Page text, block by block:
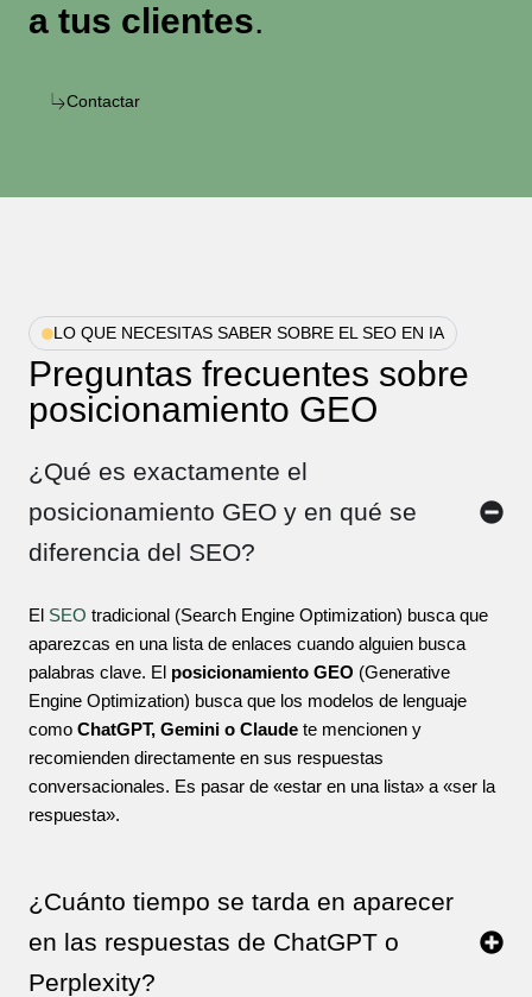
a tus clientes.
Contactar
LO QUE NECESITAS SABER SOBRE EL SEO EN IA
Preguntas frecuentes sobre
posicionamiento GEO
¿Qué es exactamente el
posicionamiento GEO y en qué se
diferencia del SEO?
El SEO tradicional (Search Engine Optimization) busca que
aparezcas en una lista de enlaces cuando alguien busca
palabras clave. El posicionamiento GEO (Generative
Engine Optimization) busca que los modelos de lenguaje
como ChatGPT, Gemini o Claude te mencionen y
recomienden directamente en sus respuestas
conversacionales. Es pasar de «estar en una lista» a «ser la
respuesta».
¿Cuánto tiempo se tarda en aparecer
en las respuestas de ChatGPT o
Perplexity?